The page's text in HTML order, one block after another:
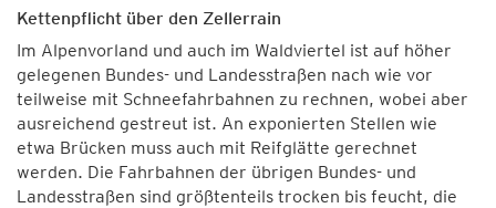
Kettenpflicht über den Zellerrain
Im Alpenvorland und auch im Waldviertel ist auf höher
gelegenen Bundes- und Landesstraßen nach wie vor
teilweise mit Schneefahrbahnen zu rechnen, wobei aber
ausreichend gestreut ist. An exponierten Stellen wie
etwa Brücken muss auch mit Reifglätte gerechnet
werden. Die Fahrbahnen der übrigen Bundes- und
Landesstraßen sind größtenteils trocken bis feucht, die